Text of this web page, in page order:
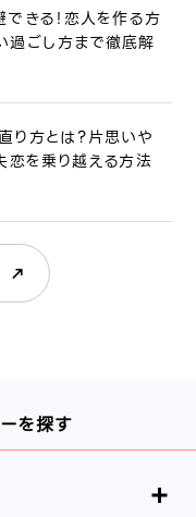
できる！恋人を作る方
過ごし方まで徹底解
り方とは？片思いや
を乗り越える方法
を探す